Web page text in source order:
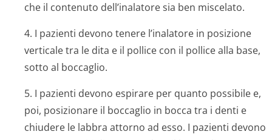
che il contenuto dell’inalatore sia ben miscelato.
4. I pazienti devono tenere l’inalatore in posizione
verticale tra le dita e il pollice con il pollice alla base,
sotto al boccaglio.
5. I pazienti devono espirare per quanto possibile e,
poi, posizionare il boccaglio in bocca tra i denti e
chiudere le labbra attorno ad esso. I pazienti devono